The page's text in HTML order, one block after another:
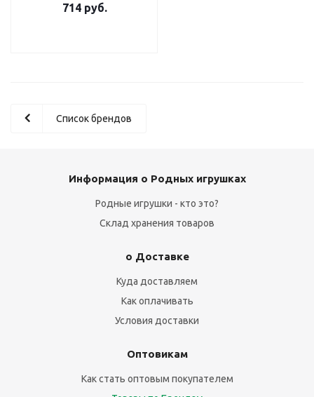
714руб.
Список брендов
Информация о Родных игрушках
Родные игрушки - кто это?
Склад хранения товаров
о Доставке
Куда доставляем
Как оплачивать
Условия доставки
Оптовикам
Как стать оптовым покупателем